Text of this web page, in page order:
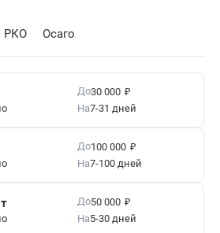
Рассчитать
100 RSD
Рассчитать
РКО Осаго
До30 000 ₽
На7-31 дней
До100 000 ₽
На7-100 дней
До50 000 ₽
На5-30 дней